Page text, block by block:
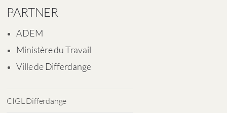
PARTNER
ADEM
Ministère du Travail
Ville de Differdange
CIGL Differdange